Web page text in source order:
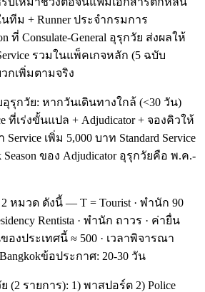
ทีม + Runner ประจำกรมการ
ที่ Consulate-General อุรุกวัย ส่งผลให้
รวมในแพ็คเกจหลัก (5 ฉบับ
วกเพิ่มตามจริง
อุรุกวัย: หากวันเดินทางใกล้ (<30 วัน)
ที่เร่งขั้นแปล + Adjudicator + จองคิวให้
เพิ่ม 5,000 บาท Standard Service
ของ Adjudicator อุรุกวัยคือ พ.ค.-
หมวด ดังนี้ — T = Tourist · พำนัก 90
Rentista · พำนัก ถาวร · ค่ายื่น
องประเทศนี้ ≈ 500 · เวลาพิจารณา
Bangkokข้อประกาศ: 20-30 วัน
(2 รายการ): 1) พาสปอร์ต 2) Police